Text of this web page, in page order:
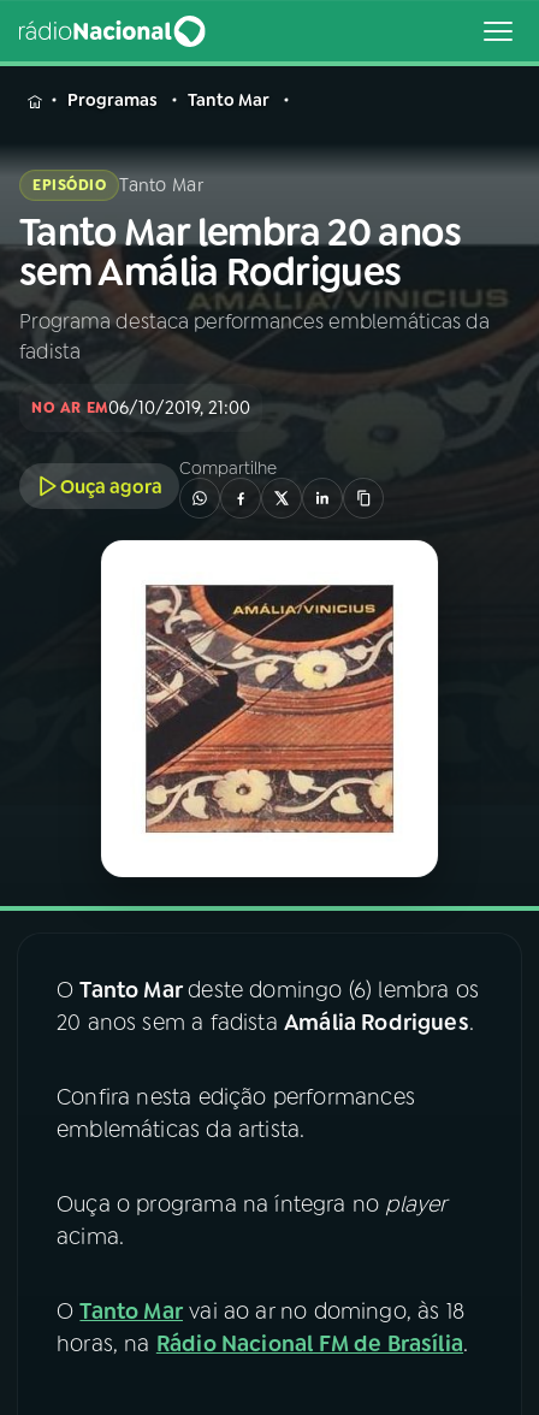
MENU
Buscar
na
Rádio
Nacional
Buscar
AO VIVO
01INÍCIO
PROGRAMAÇÃO
PROGRAMAS
PODCASTS
VIDEOCASTS
07ÚLTIMAS
08FESTIVAL DE MÚSICA
YouTube Facebook
TikTok
Programas Tanto Mar
EPISÓDIO Tanto Mar
Tanto Mar lembra 20 anos
sem Amália Rodrigues
Programa destaca performances emblemáticas da
fadista
NO AR EM06/10/2019, 21:00
Ouça agora
Compartilhe
OTanto Mardeste domingo (6) lembra os
20 anos sem a fadista Amália Rodrigues.
Confira nesta edição performances
emblemáticas da artista.
Ouça o programa na íntegra no player
acima.
OTanto Mar vai ao ar no domingo, às 18
horas, na Rádio Nacional FM de Brasília.